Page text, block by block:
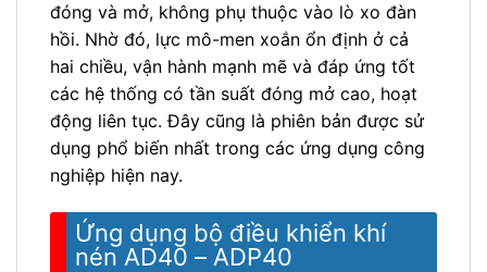
đóng và mở, không phụ thuộc vào lò xo đàn
hồi. Nhờ đó, lực mô-men xoắn ổn định ở cả
hai chiều, vận hành mạnh mẽ và đáp ứng tốt
các hệ thống có tần suất đóng mở cao, hoạt
động liên tục. Đây cũng là phiên bản được sử
dụng phổ biến nhất trong các ứng dụng công
nghiệp hiện nay.
Ứng dụng bộ điều khiển khí
nén AD40 – ADP40